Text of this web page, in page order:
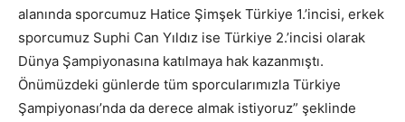
alanında sporcumuz Hatice Şimşek Türkiye 1.’incisi, erkek
sporcumuz Suphi Can Yıldız ise Türkiye 2.’incisi olarak
Dünya Şampiyonasına katılmaya hak kazanmıştı.
Önümüzdeki günlerde tüm sporcularımızla Türkiye
Şampiyonası’nda da derece almak istiyoruz” şeklinde